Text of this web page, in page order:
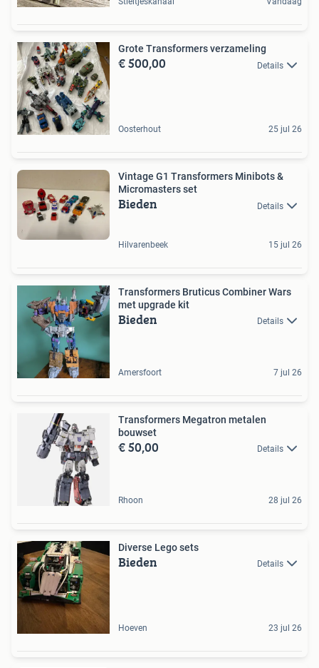
Grote Transformers verzameling
€ 500,00 Details
Oosterhout 25 jul 26
Vintage G1 Transformers Minibots &
Micromasters set
Bieden Details
Hilvarenbeek 15 jul 26
Transformers Bruticus Combiner Wars
met upgrade kit
Bieden Details
Amersfoort 7 jul 26
Transformers Megatron metalen
bouwset
€ 50,00 Details
Rhoon 28 jul 26
Diverse Lego sets
Bieden Details
Hoeven 23 jul 26